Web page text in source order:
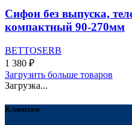
Сифон без выпуска,
компактный 90-270мм
BETTOSERB
1 380 ₽
Загрузить больше товаров
Загрузка...
Клиентам